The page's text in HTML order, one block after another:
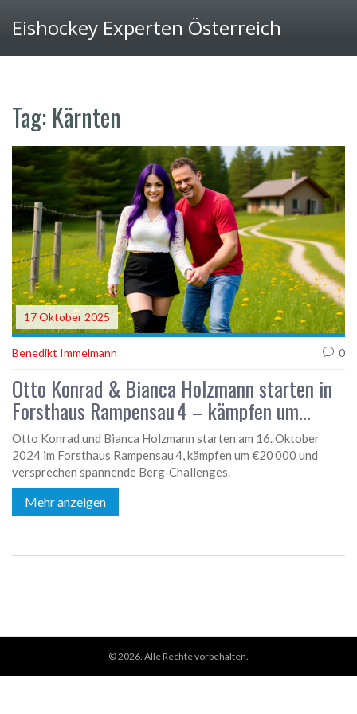
Eishockey Experten Österreich
Tag: Kärnten
17 Oktober 2025
Benedikt Immelmann 0
Otto Konrad & Bianca Holzmann starten in
Forsthaus Rampensau 4 – kämpfen um
€20.000
Otto Konrad und Bianca Holzmann starten am 16. Oktober
2024 im Forsthaus Rampensau 4, kämpfen um €20 000 und
versprechen spannende Berg‑Challenges.
Mehr anzeigen
© 2026. Alle Rechte vorbehalten.